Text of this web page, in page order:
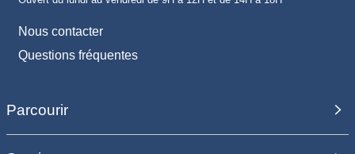
Nous contacter
Questions fréquentes
Parcourir